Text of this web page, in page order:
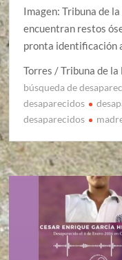
Imagen: Tribuna de
encuentran restos
pronta identificación
Torres / Tribuna de la
búsqueda de
desaparecidos
desaparecidos